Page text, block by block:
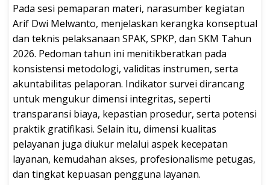
Pada sesi pemaparan materi, narasumber kegiatan
Arif Dwi Melwanto, menjelaskan kerangka konseptual
dan teknis pelaksanaan SPAK, SPKP, dan SKM Tahun
2026. Pedoman tahun ini menitikberatkan pada
konsistensi metodologi, validitas instrumen, serta
akuntabilitas pelaporan. Indikator survei dirancang
untuk mengukur dimensi integritas, seperti
transparansi biaya, kepastian prosedur, serta potensi
praktik gratifikasi. Selain itu, dimensi kualitas
pelayanan juga diukur melalui aspek kecepatan
layanan, kemudahan akses, profesionalisme petugas,
dan tingkat kepuasan pengguna layanan.